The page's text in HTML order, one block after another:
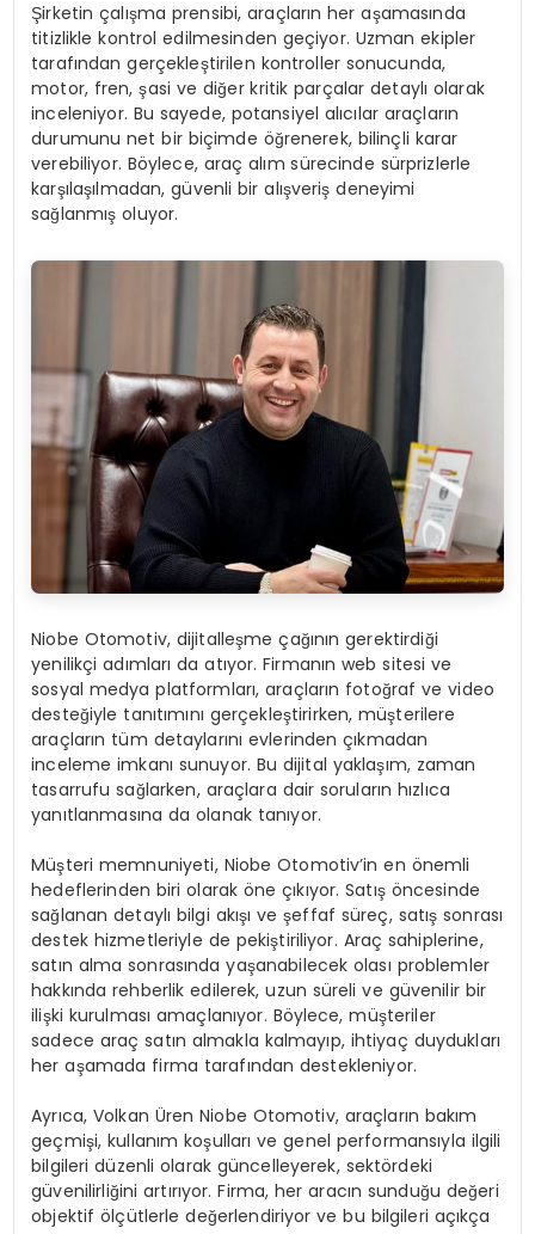
Şirketin çalışma prensibi, araçların her aşamasında
titizlikle kontrol edilmesinden geçiyor. Uzman ekipler
tarafından gerçekleştirilen kontroller sonucunda,
motor, fren, şasi ve diğer kritik parçalar detaylı olarak
inceleniyor. Bu sayede, potansiyel alıcılar araçların
durumunu net bir biçimde öğrenerek, bilinçli karar
verebiliyor. Böylece, araç alım sürecinde sürprizlerle
karşılaşılmadan, güvenli bir alışveriş deneyimi
sağlanmış oluyor.
Niobe Otomotiv, dijitalleşme çağının gerektirdiği
yenilikçi adımları da atıyor. Firmanın web sitesi ve
sosyal medya platformları, araçların fotoğraf ve video
desteğiyle tanıtımını gerçekleştirirken, müşterilere
araçların tüm detaylarını evlerinden çıkmadan
inceleme imkanı sunuyor. Bu dijital yaklaşım, zaman
tasarrufu sağlarken, araçlara dair soruların hızlıca
yanıtlanmasına da olanak tanıyor.
Müşteri memnuniyeti, Niobe Otomotiv’in en önemli
hedeflerinden biri olarak öne çıkıyor. Satış öncesinde
sağlanan detaylı bilgi akışı ve şeffaf süreç, satış sonrası
destek hizmetleriyle de pekiştiriliyor. Araç sahiplerine,
satın alma sonrasında yaşanabilecek olası problemler
hakkında rehberlik edilerek, uzun süreli ve güvenilir bir
ilişki kurulması amaçlanıyor. Böylece, müşteriler
sadece araç satın almakla kalmayıp, ihtiyaç duydukları
her aşamada firma tarafından destekleniyor.
Ayrıca, Volkan Üren Niobe Otomotiv, araçların bakım
geçmişi, kullanım koşulları ve genel performansıyla ilgili
bilgileri düzenli olarak güncelleyerek, sektördeki
güvenilirliğini artırıyor. Firma, her aracın sunduğu değeri
objektif ölçütlerle değerlendiriyor ve bu bilgileri açıkça